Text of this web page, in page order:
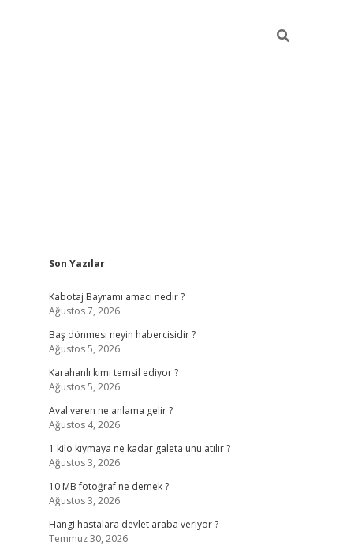
Sidebar
Son Yazılar
Kabotaj Bayramı amacı nedir ?
Ağustos 7, 2026
Baş dönmesi neyin habercisidir ?
Ağustos 5, 2026
Karahanlı kimi temsil ediyor ?
Ağustos 5, 2026
Aval veren ne anlama gelir ?
Ağustos 4, 2026
1 kilo kıymaya ne kadar galeta unu atılır ?
Ağustos 3, 2026
10 MB fotoğraf ne demek ?
Ağustos 3, 2026
Hangi hastalara devlet araba veriyor ?
Temmuz 30, 2026
ilbetvd casino giriş